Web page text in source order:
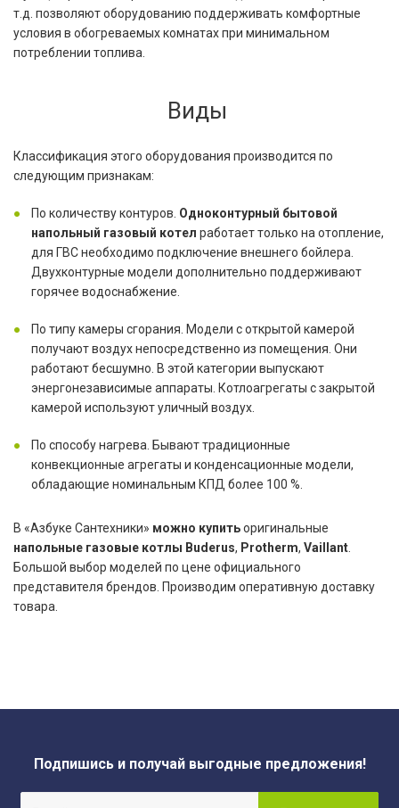
т.д. позволяют оборудованию поддерживать комфортные
условия в обогреваемых комнатах при минимальном
потреблении топлива.
Виды
Классификация этого оборудования производится по
следующим признакам:
По количеству контуров. Одноконтурный бытовой
напольный газовый котел работает только на отопление,
для ГВС необходимо подключение внешнего бойлера.
Двухконтурные модели дополнительно поддерживают
горячее водоснабжение.
По типу камеры сгорания. Модели с открытой камерой
получают воздух непосредственно из помещения. Они
работают бесшумно. В этой категории выпускают
энергонезависимые аппараты. Котлоагрегаты с закрытой
камерой используют уличный воздух.
По способу нагрева. Бывают традиционные
конвекционные агрегаты и конденсационные модели,
обладающие номинальным КПД более 100 %.
В «Азбуке Сантехники» можно купитьоригинальные
напольные газовые котлы Buderus, Protherm, Vaillant
Большой выбор моделей по цене официального
представителя брендов. Производим оперативную доставку
товара.
Подпишись и получай выгодные предложения!